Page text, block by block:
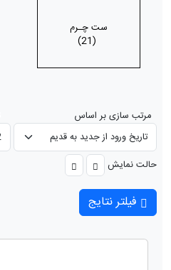
ست چـرم
(21)
مرتب سازی بر اساس
حالت نمایش
فیلتر نتایج